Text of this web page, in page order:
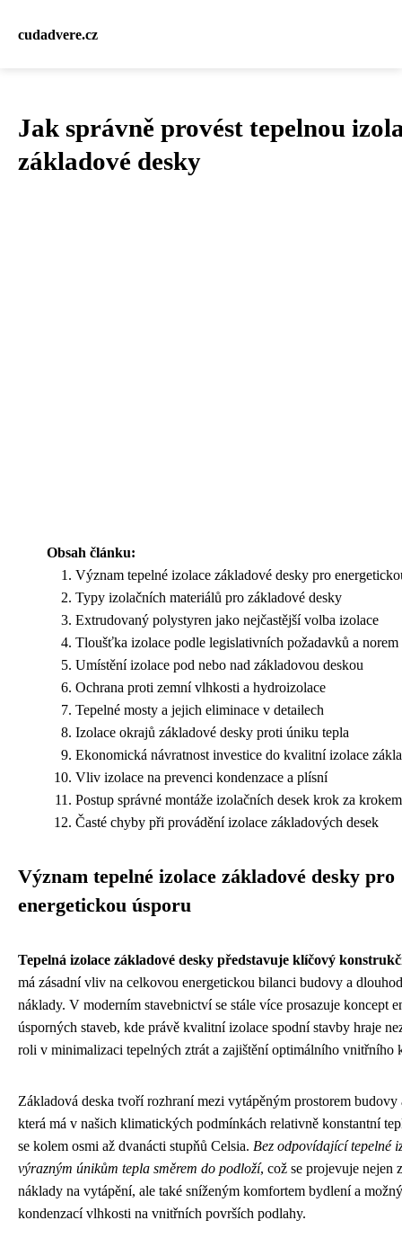
cudadvere.cz
Jak správně provést tepelnou
základové desky
Obsah článku:
Význam tepelné izolace základové desky pro
Typy izolačních materiálů pro základové desky
Extrudovaný polystyren jako nejčastější volba izolace
Tloušťka izolace podle legislativních požadavků a norem
Umístění izolace pod nebo nad základovou deskou
Ochrana proti zemní vlhkosti a hydroizolace
Tepelné mosty a jejich eliminace v detailech
Izolace okrajů základové desky proti úniku tepla
Ekonomická návratnost investice do kvalitní izolace
Vliv izolace na prevenci kondenzace a plísní
Postup správné montáže izolačních desek krok za krokem
Časté chyby při provádění izolace základových desek
Význam tepelné izolace základové desky pro
energetickou úsporu
Tepelná izolace základové desky představuje klíčový
má zásadní vliv na celkovou energetickou bilanci budovy a
náklady. V moderním stavebnictví se stále více prosazuje koncept
úsporných staveb, kde právě kvalitní izolace spodní stavby hraje
roli v minimalizaci tepelných ztrát a zajištění optimálního vnitřního
Základová deska tvoří rozhraní mezi vytápěným prostorem budovy
která má v našich klimatických podmínkách relativně konstantní
se kolem osmi až dvanácti stupňů Celsia. Bez odpovídající tepelné
výrazným únikům tepla směrem do podloží, což se projevuje nejen
náklady na vytápění, ale také sníženým komfortem bydlení a
kondenzací vlhkosti na vnitřních površích podlahy.